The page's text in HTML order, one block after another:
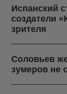
Испанский
создатели
зрителя
Соловьев
зумеров не